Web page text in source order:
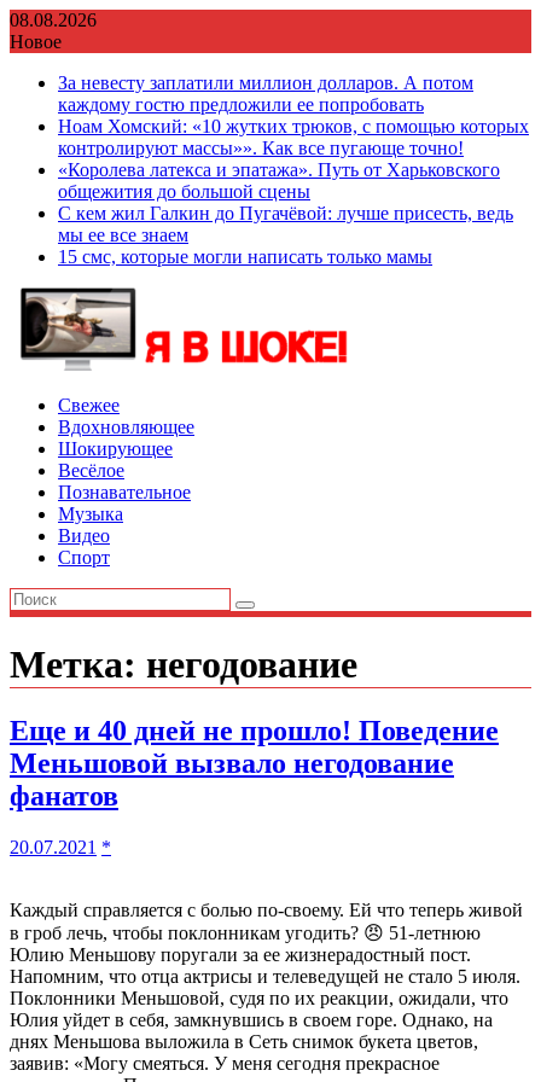
Перейти
к
08.08.2026
Новое
За невесту заплатили миллион долларов. А потом
каждому гостю предложили ее попробовать
Ноам Хомский: «10 жутких трюков, с помощью которых
контролируют массы»». Как все пугающе точно!
«Королева латекса и эпатажа». Путь от Харьковского
общежития до большой сцены
С кем жил Галкин до Пугачёвой: лучше присесть, ведь
мы ее все знаем
15 смс, которые могли написать только мамы
Свежее
Вдохновляющее
Шокирующее
Весёлое
Познавательное
Музыка
Видео
Спорт
Метка: негодование
Еще и 40 дней не прошло! Поведение
Меньшовой вызвало негодование
фанатов
20.07.2021 *
Каждый справляется с болью по-своему. Ей что теперь живой
в гроб лечь, чтобы поклонникам угодить? 😠 51-летнюю
Юлию Меньшову поругали за ее жизнерадостный пост.
Напомним, что отца актрисы и телеведущей не стало 5 июля.
Поклонники Меньшовой, судя по их реакции, ожидали, что
Юлия уйдет в себя, замкнувшись в своем горе. Однако, на
днях Меньшова выложила в Сеть снимок букета цветов,
заявив: «Могу смеяться. У меня сегодня прекрасное